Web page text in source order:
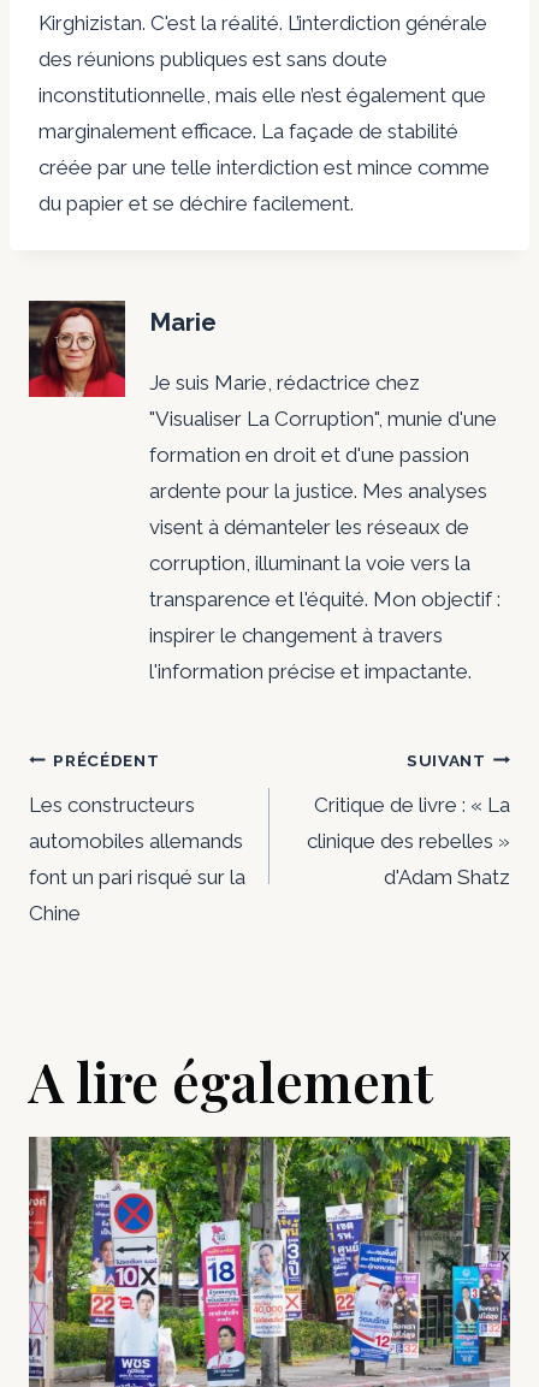
Kirghizistan. C'est la réalité. L’interdiction générale
des réunions publiques est sans doute
inconstitutionnelle, mais elle n’est également que
marginalement efficace. La façade de stabilité
créée par une telle interdiction est mince comme
du papier et se déchire facilement.
Marie
Je suis Marie, rédactrice chez
"Visualiser La Corruption", munie d'une
formation en droit et d'une passion
ardente pour la justice. Mes analyses
visent à démanteler les réseaux de
corruption, illuminant la voie vers la
transparence et l'équité. Mon objectif :
inspirer le changement à travers
l'information précise et impactante.
Navigation
de
l’article
PRÉCÉDENT
Les constructeurs
automobiles allemands
font un pari risqué sur la
Chine
SUIVANT
Critique de livre : « La
clinique des rebelles »
d'Adam Shatz
A lire également